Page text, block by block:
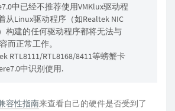
中已经不推荐使用VMKlux驱动程
从Linux驱动程序（如Realtek NIC
构建的任何驱动程序都将无法与
而正常工作。
RTL8111/RTL8168/8411等螃蟹卡
中识别使用.
容性指南来查看自己的硬件是否受到了